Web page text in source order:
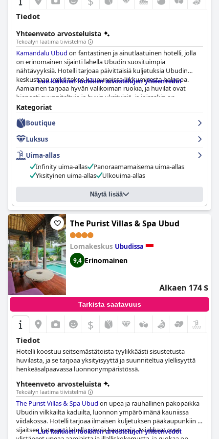
Tiedot
Yhteenveto arvosteluista
Tekoälyn laatima tiivistelmä
Kamandalu Ubud on fantastinen ja ainutlaatuinen hotelli, jolla
on erinomainen sijainti lähellä Ubudin suosituimpia
nähtävyyksiä. Hotelli tarjoaa päivittäisiä kuljetuksia Ubudin
keskustaan, mikä tekee kaupungissa liikkumisesta helppoa.
Aamiainen tarjoaa hyvän valikoiman ruokia, ja huvilat ovat
hienosti suunniteltuja ja hyvin yksityisiä, ja joissakin on
ulkosuihkualueet tai poreammeet. Henkilökunta on ystävällistä,
superystävällistä, lämmintä, ystävällistä ja vieraanvaraista
tarjoten poikkeuksellista palvelua. Kylpylä on saanut
rentouttavaa pulahdusta varten. Hotelli tarjoaa ylellisen ja
seesteisen 5 tähden kokemuksen, mikä tekee siitä täydellisen
romanttiselle lomalle. Vaikka joitain pieniä takaiskuja olikin,
kokonaiskokemus oli positiivinen ja useimmat vieraat
suosittelevat lämpimästiKamandalu Ubudia.
Lue kaikkien luokkien arvostelujen yhteenvedot
Kategoriat
Boutique
Luksus
Uima-allas
Infinity uima-allas
Panoraamamaisema uima-allas
Yksityinen uima-allas
Ulkouima-allas
Näytä lisää
The Purist Villas & Spa Ubud
Lomakeskus Ubudissa
9,4 Erinomainen
Alkaen 174 $
Tarkista saatavuus
$
Tiedot
Hotelli koostuu seitsemästätoista tyylikkäästi sisustetusta
huvilasta, ja se tarjoaa yksityisyyttä ja suunniteltua ylellisyyttä
henkeäsalpaavassa luonnonympäristössä.
Yhteenveto arvosteluista
Tekoälyn laatima tiivistelmä
The Purist Villas & Spa Ubud on upea ja rauhallinen pakopaikka
Ubudin vilkkailta kaduilta, luonnon ympäröimänä kauniissa
viidakossa. Hotelli tarjoaa ilmaisen kuljetuksen pääkaupunkiin ja
sijaitsee kätevästi lähellä pieniä kauppoja. Asiakkaat ovat
Lue kaikkien luokkien arvostelujen yhteenvedot